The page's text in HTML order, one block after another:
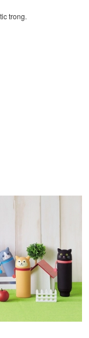
trong.